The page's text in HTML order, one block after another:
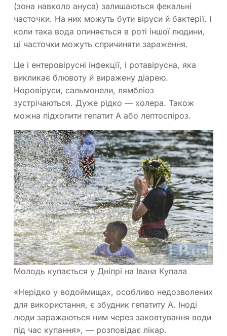
(зона навколо ануса) залишаються фекальні
часточки. На них можуть бути віруси й бактерії. І
коли така вода опиняється в роті іншої людини,
ці часточки можуть спричиняти зараження.
Це і ентеровірусні інфекції, і ротавірусна, яка
викликає блювоту й виражену діарею.
Норовіруси, сальмонели, лямбліоз
зустрічаються. Дуже рідко — холера. Також
можна підхопити гепатит A або лептоспіроз.
Молодь купається у Дніпрі на Івана Купала
«Нерідко у водоймищах, особливо недозволених
для використання, є збудник гепатиту А. Іноді
люди заражаються ним через заковтування води
під час купання», — розповідає лікар.